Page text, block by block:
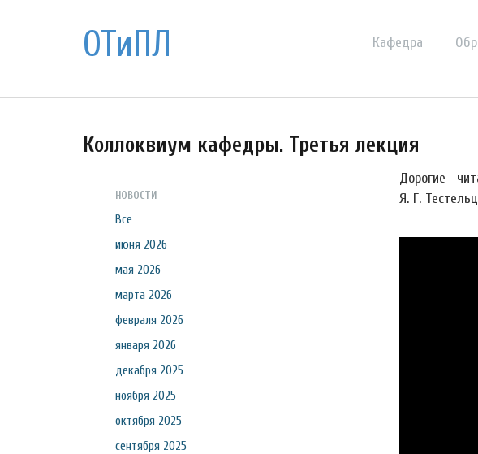
ОТиПЛ Кафедра
Коллоквиум кафедры. Третья лекция
НОВОСТИ
Все
июня 2026
мая 2026
марта 2026
февраля 2026
января 2026
декабря 2025
ноября 2025
октября 2025
сентября 2025
Дорогие
Я. Г.